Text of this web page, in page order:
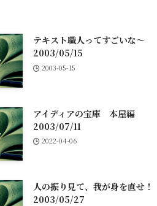
テキスト職人ってすごいな～
2003/05/15
2003-05-15
アイディアの宝庫 本屋編
2003/07/11
2022-04-06
人の振り見て、我が身を直せ！
2003/05/27